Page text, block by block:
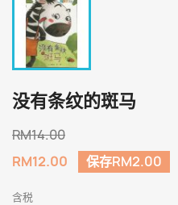
没有条纹的斑马
RM14.00
RM12.00
保存RM2.00
含税